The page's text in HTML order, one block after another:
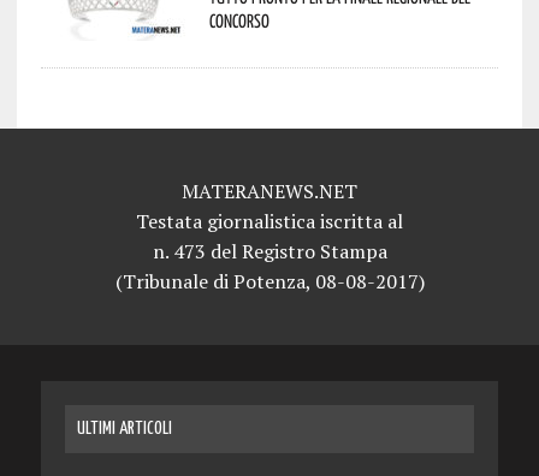
concorso
MATERANEWS.NET
Testata giornalistica iscritta al
n. 473 del Registro Stampa
(Tribunale di Potenza, 08-08-2017)
ULTIMI ARTICOLI